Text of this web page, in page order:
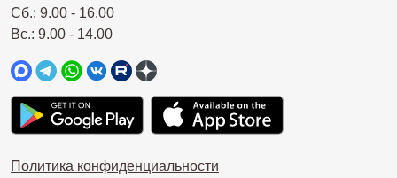
Сб.: 9.00 - 16.00
Вс.: 9.00 - 14.00
Политика конфиденциальности